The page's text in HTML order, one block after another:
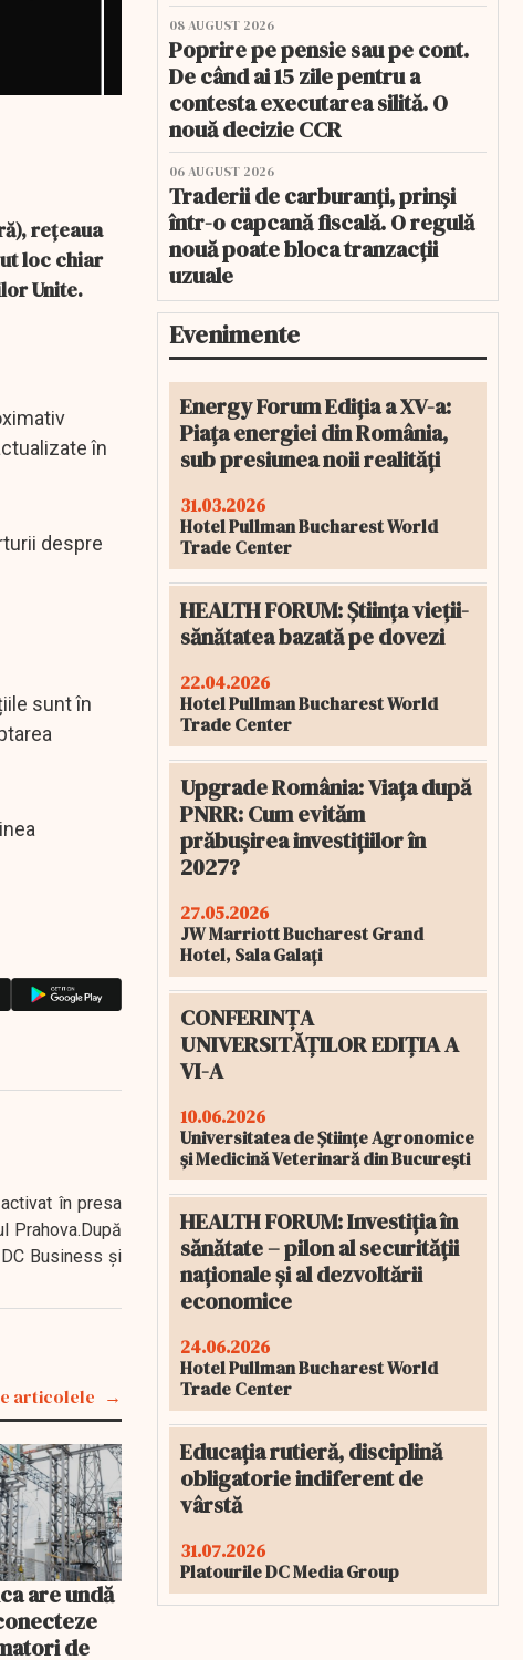
rețeaua
loc chiar
Unite.
în
despre
sunt în
în presa
Prahova.După
Business şi
articolele
are undă
de
08 AUGUST 2026
Poprire pe pensie sau pe cont.
De când ai 15 zile pentru a
contesta executarea silită. O
nouă decizie CCR
06 AUGUST 2026
Traderii de carburanți, prinși
într-o capcană fiscală. O regulă
nouă poate bloca tranzacții
uzuale
Evenimente
Energy Forum Ediția a XV-a:
Piața energiei din România,
sub presiunea noii realități
31.03.2026
Hotel Pullman Bucharest World
Trade Center
HEALTH FORUM: Știința vieții-
sănătatea bazată pe dovezi
22.04.2026
Hotel Pullman Bucharest World
Trade Center
Upgrade România: Viața după
PNRR: Cum evităm
prăbușirea investițiilor în
2027?
27.05.2026
JW Marriott Bucharest Grand
Hotel, Sala Galați
CONFERINȚA
UNIVERSITĂȚILOR EDIȚIA A
VI-A
10.06.2026
Universitatea de Științe Agronomice
și Medicină Veterinară din București
HEALTH FORUM: Investiția în
sănătate – pilon al securității
naționale și al dezvoltării
economice
24.06.2026
Hotel Pullman Bucharest World
Trade Center
Educația rutieră, disciplină
obligatorie indiferent de
vârstă
31.07.2026
Platourile DC Media Group